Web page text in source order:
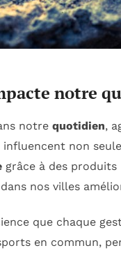
notre
notre quotidien,
non
grâce à des produits
dans nos villes
que chaque
en commun,